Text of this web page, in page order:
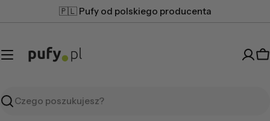
do
🇵🇱 Pufy od polskiego producenta
Szukaj